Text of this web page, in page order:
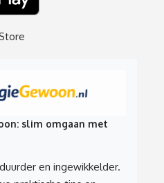
slim omgaan met
en ingewikkelder.